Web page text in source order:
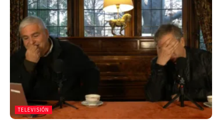
TELEVISIÓN